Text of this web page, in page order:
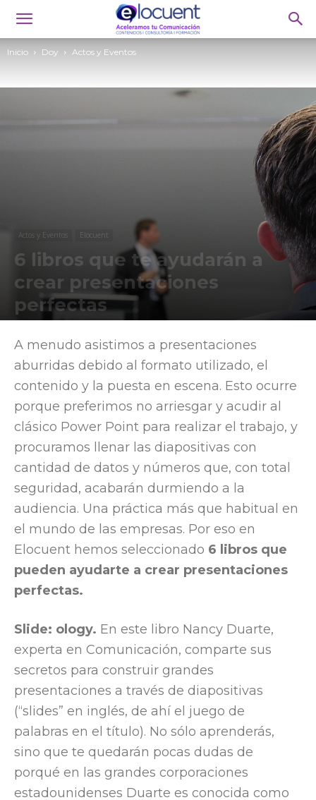
Inicio Doy Actos y Eventos
Actos y Eventos Elocuent
6 libros que te ayudarán a
crear presentaciones
perfectas
A menudo asistimos a presentaciones
aburridas debido al formato utilizado, el
contenido y la puesta en escena. Esto ocurre
porque preferimos no arriesgar y acudir al
clásico Power Point para realizar el trabajo, y
procuramos llenar las diapositivas con
cantidad de datos y números que, con total
seguridad, acabarán durmiendo a la
audiencia. Una práctica más que habitual en
el mundo de las empresas. Por eso en
Elocuent hemos seleccionado 6 libros que
pueden ayudarte a crear presentaciones
perfectas.
Slide: ology. En este libro Nancy Duarte,
experta en Comunicación, comparte sus
secretos para construir grandes
presentaciones a través de diapositivas
(“slides” en inglés, de ahí el juego de
palabras en el título). No sólo aprenderás,
sino que te quedarán pocas dudas de
porqué en las grandes corporaciones
estadounidenses Duarte es conocida como